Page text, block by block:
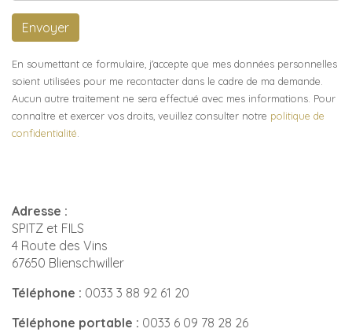
Envoyer
En soumettant ce formulaire, j'accepte que mes données personnelles
soient utilisées pour me recontacter dans le cadre de ma demande.
Aucun autre traitement ne sera effectué avec mes informations. Pour
connaître et exercer vos droits, veuillez consulter notre politique de
confidentialité
Adresse :
SPITZ et FILS
4 Route des Vins
67650 Blienschwiller
Téléphone : 0033 3 88 92 61 20
Téléphone portable : 0033 6 09 78 28 26